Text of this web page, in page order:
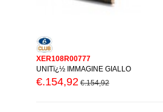
XER108R00777
UNITï¿½ IMMAGINE GIALLO
€.154,92 €.154,92